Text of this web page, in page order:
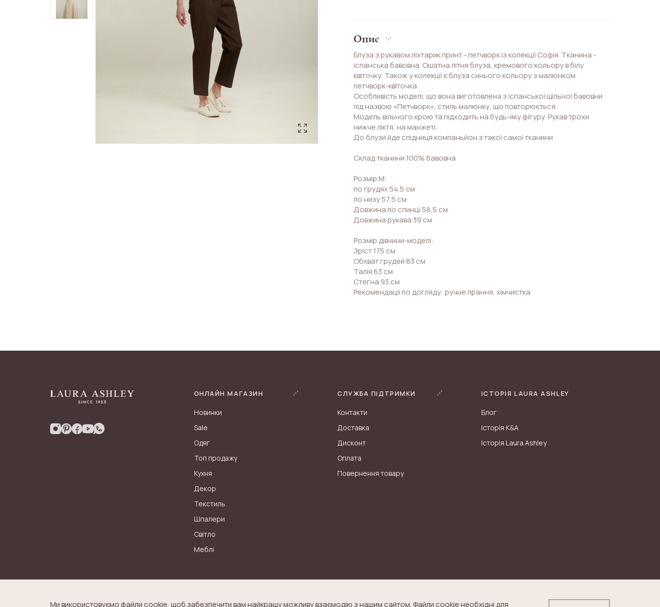
Опис
Блуза з рукавом ліхтарик принт - петчворк із колекції Софія. Тканина -
іспанська бавовна. Ошатна літня блуза, кремового кольору в білу
квіточку. Також у колекції є блуза синього кольору з малюнком
петчворк-квіточка
Особливість моделі, що вона виготовлена з іспанської щільної бавовни
під назвою «Петчворк», стиль малюнку, що повторюється.
Модель вільного крою та підходить на будь-яку фігуру. Рукав трохи
нижче ліктя, на манжеті.
До блузи йде спідниця компаньйон з такої самої тканини
Склад тканини 100% бавовна
Розмір M:
по грудях 54.5 см
по низу 57,5 см
Довжина по спинці 58,5 см
Довжина рукава 39 см
Розмір дівчини-моделі:
Зріст 175 см
Обхват грудей 83 см
Талія 63 см
Стегна 93 см
Рекомендації по догляду: ручне прання, хімчистка
ОНЛАЙН МАГАЗИН
Новинки
Sale
Одяг
Топ продажу
Кухня
Декор
Текстиль
Шпалери
Світло
Меблі
СЛУЖБА ПІДТРИМКИ
Контакти
Доставка
Дисконт
Оплата
Повернення товару
ІСТОРІЯ LAURA ASHLEY
Блог
Історія K&A
Історія Laura Ashley
Ми використовуємо файли cookie, щоб забезпечити вам найкращу можливу взаємодію з нашим сайтом. Файли cookie необхідні для